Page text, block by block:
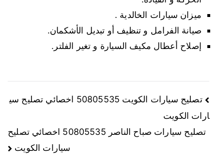
ميزان سيارات الخالدية .
صيانة الفرامل و تنظيف أو تبديل الأشكمان.
إصلاح أعطال مكيف السيارة و تغير الفلتر.
تصفّح
المقالات
تصليح سيارات الكويت 50805535 اخصائي تصليح سي
ارات الكويت
تصليح سيارات صباح الناصر 50805535 اخصائي تصليح
سيارات الكويت